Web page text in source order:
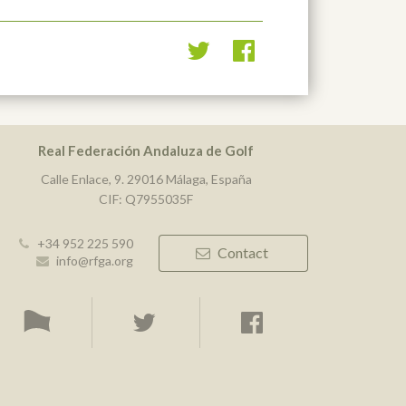
Real Federación Andaluza de Golf
Calle Enlace, 9. 29016 Málaga, España
CIF: Q7955035F
+34 952 225 590
info@rfga.org
Contact